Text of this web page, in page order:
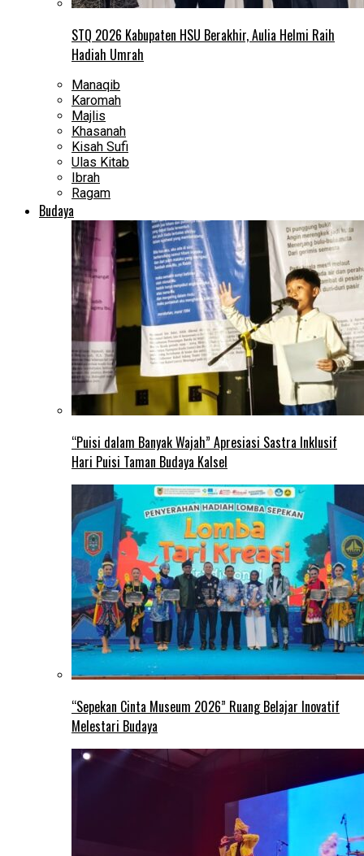
STQ 2026 Kabupaten HSU Berakhir, Aulia Helmi Raih
Hadiah Umrah
Manaqib
Karomah
Majlis
Khasanah
Kisah Sufi
Ulas Kitab
Ibrah
Ragam
Budaya
“Puisi dalam Banyak Wajah” Apresiasi Sastra Inklusif
Hari Puisi Taman Budaya Kalsel
“Sepekan Cinta Museum 2026” Ruang Belajar Inovatif
Melestari Budaya